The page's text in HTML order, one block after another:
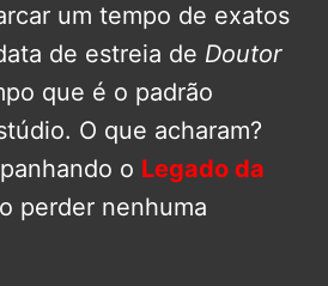
um tempo de exatos
de estreia de Doutor
que é o padrão
O que acharam?
o Legado da
perder nenhuma